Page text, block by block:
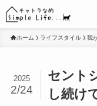
ホーム ライフスタイル 我
セント
し続け
2025
2/24